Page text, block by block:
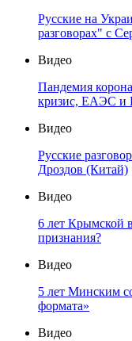
Русские на
разговорах" с
Видео
Пандемия
кризис, ЕАЭС и
Видео
Русские
Дроздов (Китай)
Видео
6 лет Крымской
признания?
Видео
5 лет Минским
формата»
Видео